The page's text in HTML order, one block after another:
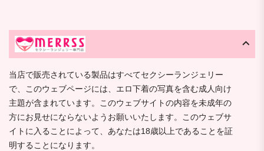
当店で販売されている製品はすべてセクシーランジェリー
で、このウェブページには、エロ下着の写真を含む成人向け
主題が含まれています。このウェブサイトの内容を未成年の
方にお見せにならないようお願いいたします。このウェブサ
イトに入ることによって、あなたは18歳以上であることを証
明することになります。